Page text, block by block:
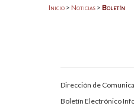
Acreditación Internacional
Inicio > Noticias > Boletín
Dirección de
Boletín Electrónico